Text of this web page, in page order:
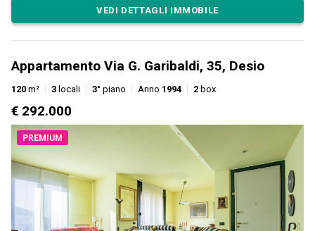
VEDI DETTAGLI IMMOBILE
Appartamento Via G. Garibaldi, 35, Desio
120 m² 3 locali 3° piano Anno 1994 2 box
€ 292.000
PREMIUM